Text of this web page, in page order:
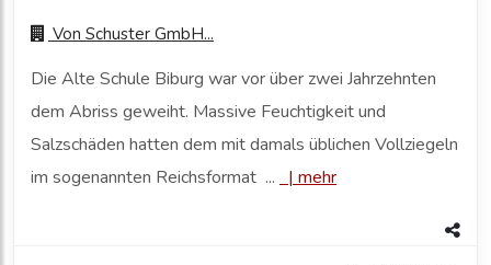
Von Schuster GmbH...
Die Alte Schule Biburg war vor über zwei Jahrzehnten
dem Abriss geweiht. Massive Feuchtigkeit und
Salzschäden hatten dem mit damals üblichen Vollziegeln
im sogenannten Reichsformat ...
| mehr